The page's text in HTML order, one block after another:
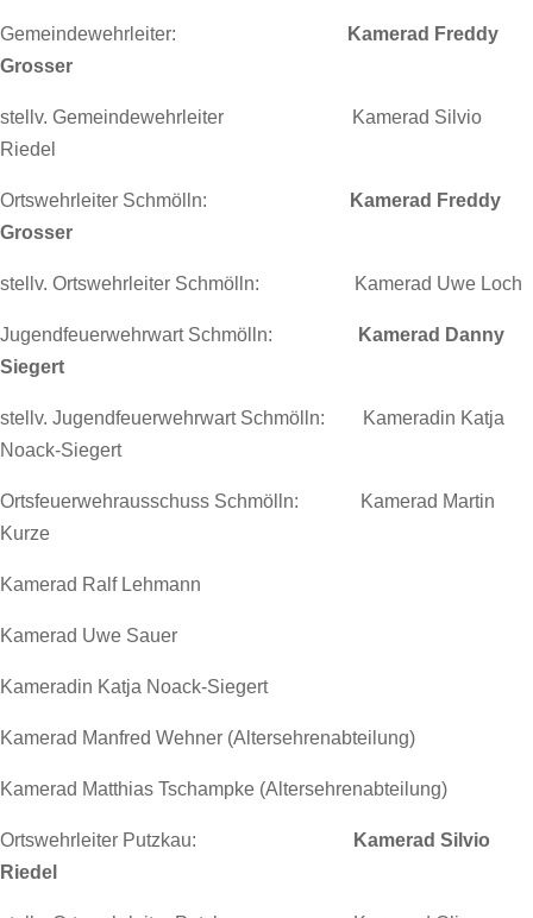
Gemeindewehrleiter:
Kamerad Freddy
Grosser
stellv. Gemeindewehrleiter Kamerad Silvio
Riedel
Ortswehrleiter Schmölln:
Kamerad Freddy
Grosser
stellv. Ortswehrleiter Schmölln: Kamerad Uwe Loch
Jugendfeuerwehrwart Schmölln:
Kamerad Danny
Siegert
stellv. Jugendfeuerwehrwart Schmölln: Kameradin Katja
Noack-Siegert
Ortsfeuerwehrausschuss Schmölln: Kamerad Martin
Kurze
Kamerad Ralf Lehmann
Kamerad Uwe Sauer
Kameradin Katja Noack-Siegert
Kamerad Manfred Wehner (Altersehrenabteilung)
Kamerad Matthias Tschampke (Altersehrenabteilung)
Ortswehrleiter Putzkau:
Kamerad Silvio
Riedel